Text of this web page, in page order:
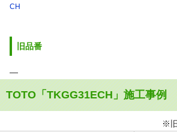
CH
旧品番
―
TOTO「TKGG31ECH」施工事例
※